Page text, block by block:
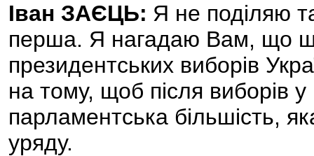
Іван ЗАЄЦЬ: Я не поділяю
перша. Я нагадаю Вам, що ще
президентських виборів
на тому, щоб після виборів
парламентська більшість,
уряду.